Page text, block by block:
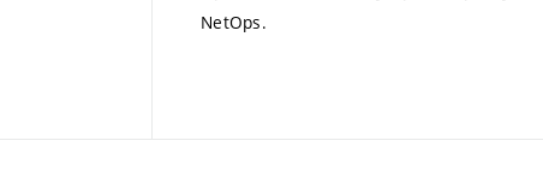
NetOps.